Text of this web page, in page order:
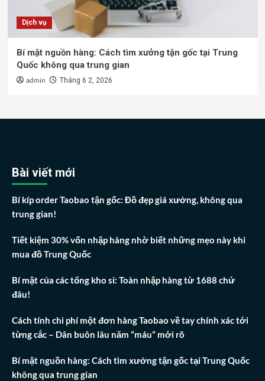
Dịch vụ
Bí mật nguồn hàng: Cách tìm xưởng tận gốc tại Trung
Quốc không qua trung gian
admin Tháng 6 2, 2026
Bài viết mới
Bí kíp order Taobao tận gốc: Đồ đẹp giá xưởng, không qua
trung gian!
Tiết kiệm 30% vốn nhập hàng nhờ biết những mẹo này khi
mua đồ Trung Quốc
Bí mật của các tổng kho sỉ: Toàn nhập hàng từ 1688 chứ
đâu!
Cách tính chi phí một đơn hàng Taobao về tay chính xác tới
từng cắc – Dân buôn lâu năm “máu” mới rõ
Bí mật nguồn hàng: Cách tìm xưởng tận gốc tại Trung Quốc
không qua trung gian